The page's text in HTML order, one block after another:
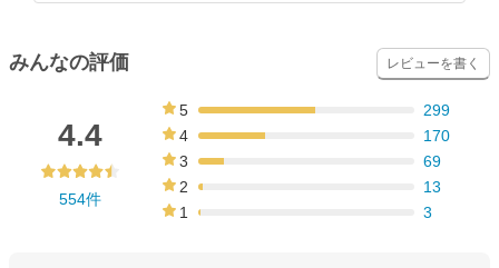
みんなの評価 レビューを書く
4.4
554件
5
299
4
170
3
69
2
13
1
3